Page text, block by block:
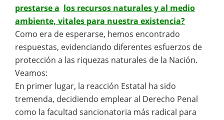
prestarse a los recursos naturales y al medio
ambiente, vitales para nuestra existencia?
Como era de esperarse, hemos encontrado
respuestas, evidenciando diferentes esfuerzos de
protección a las riquezas naturales de la Nación.
Veamos:
En primer lugar, la reacción Estatal ha sido
tremenda, decidiendo emplear al Derecho Penal
como la facultad sancionatoria más radical para